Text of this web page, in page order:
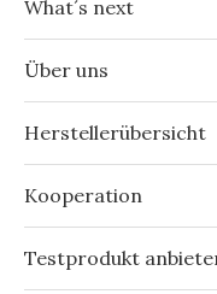
What´s next
Über uns
Herstellerübersicht
Kooperation
Testprodukt